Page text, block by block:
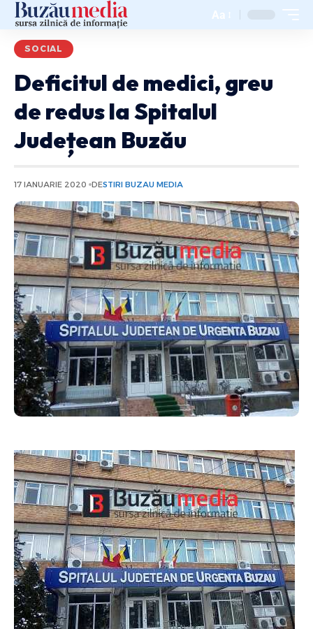
Aa
SOCIAL
Deficitul de medici, greu
de redus la Spitalul
Județean Buzău
17 IANUARIE 2020 DESTIRI BUZAU MEDIA